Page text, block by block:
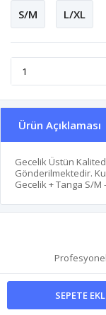
S/M L/XL
SEPETE
Ürün Açıklaması
Gecelik Üstün
Gönderilmektedir.
Gecelik + Tanga S/M
Profesyonel